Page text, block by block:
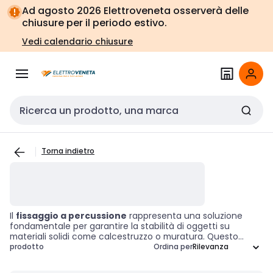
Vai alla
navigazione
Vai
alla
pagina
Ad agosto 2026 Elettroveneta osserverà delle
chiusure per il periodo estivo.
Vedi calendario chiusure
Cerca input
Torna indietro
Il fissaggio a percussione rappresenta una soluzione
fondamentale per garantire la stabilità di oggetti su
materiali solidi come calcestruzzo o muratura. Questo
accessorio è progettato per essere inserito in un foro pre-
prodotto Ordina per